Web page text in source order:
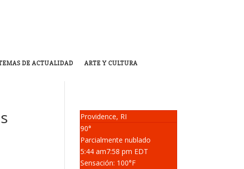
DE ACTUALIDAD ARTE Y CULTURA
Providence, RI
90°
Parcialmente nublado
5:44 am7:58 pm EDT
Sensación: 100°F